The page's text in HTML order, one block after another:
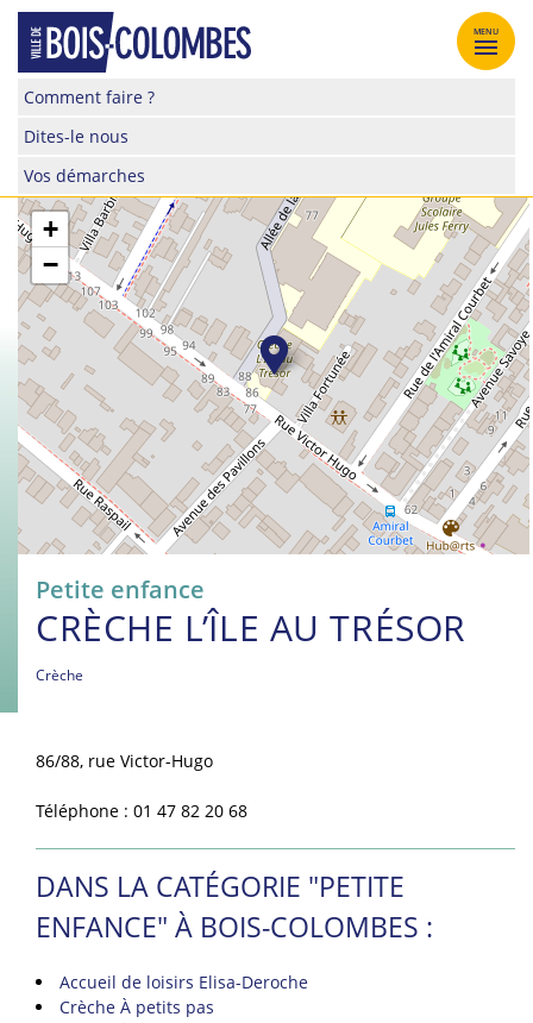
Skip
content
Site
de
la
de
Bois-
Colombes
Comment faire ?
Dites-le nous
Vos démarches
MENU
+
−
Petite enfance
CRÈCHE L’ÎLE AU TRÉSOR
Crèche
86/88, rue Victor-Hugo
Téléphone : 01 47 82 20 68
DANS LA CATÉGORIE "PETITE
ENFANCE" À BOIS-COLOMBES :
Accueil de loisirs Elisa-Deroche
Crèche À petits pas